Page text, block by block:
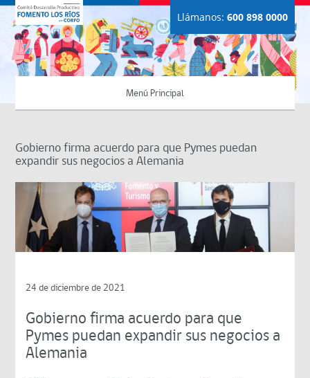
Llámanos: 600 898 0000
Menú Principal
Gobierno firma acuerdo para que Pymes puedan
expandir sus negocios a Alemania
24 de diciembre de 2021
Gobierno firma acuerdo para que
Pymes puedan expandir sus negocios a
Alemania